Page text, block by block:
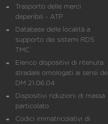
Trasporto delle merci
deperibili - ATP
Database delle località a
supporto dei sistemi RDS
TMC
Elenco dispositivi di ritenuta
stradale omologati ai sensi del
DM 21.06.04
Dispositivi riduzioni di massa
particolato
Codici immatricolativi di